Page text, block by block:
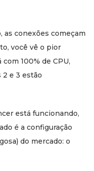
as conexões começam
você vê o pior
100% de CPU,
2 e 3 estão
está funcionando,
é a configuração
do mercado: o